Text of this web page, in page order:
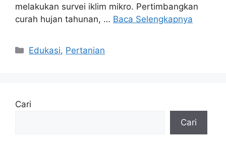
melakukan survei iklim mikro. Pertimbangkan
curah hujan tahunan, … Baca Selengkapnya
Kategori
Edukasi, Pertanian
Cari
Cari